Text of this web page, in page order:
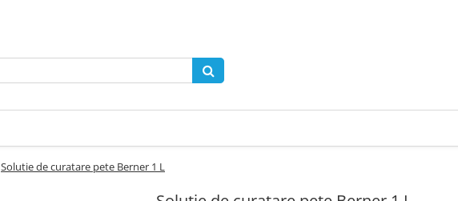
Solutie de curatare pete Berner 1 L